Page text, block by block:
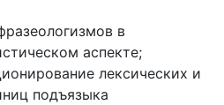
в
аспекте;
лексических и
подъязыка